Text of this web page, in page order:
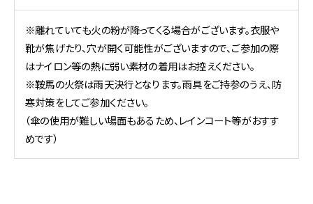
※離れていても火の粉が降ってくる場合がございます。衣服や
靴が焦げたり、穴が開く可能性がございますので、ご参加の際
はナイロン等の熱に弱い素材の着用はお控えください。
※鞍馬の火祭は雨天決行となります。雨具をご持参のうえ、防
寒対策をしてご参加ください。
（傘の使用が難しい場面もあるため、レインコート等がおすす
めです）